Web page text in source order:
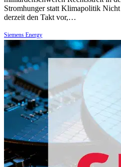
Stromhunger statt Klimapolitik
derzeit den Takt vor,…
Siemens Energy